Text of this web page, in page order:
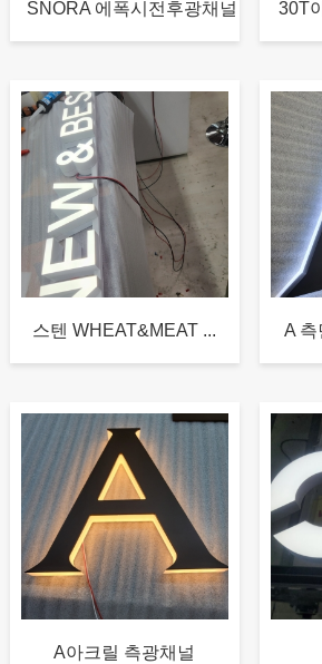
SNORA 에폭시전후광채널 30T
스텐 WHEAT&MEAT ... A 측
A아크릴 측광채널